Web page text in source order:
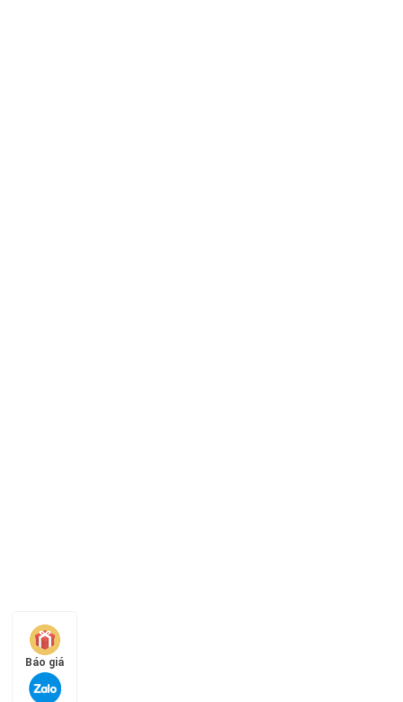
Báo giá